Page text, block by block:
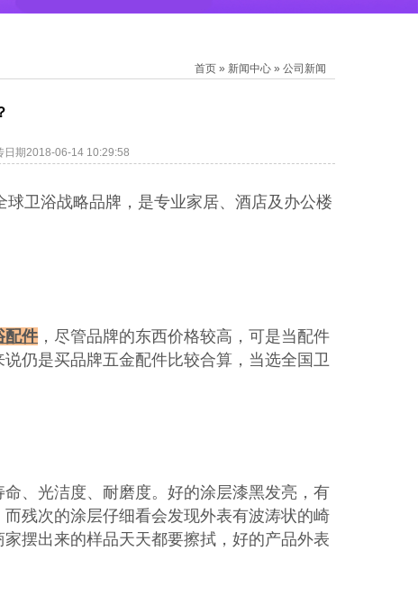
首页 » 新闻中心 » 公司新闻
日期2018-06-14 10:29:58
卫浴战略品牌，是专业家居、酒店及办公楼
配件，尽管品牌的东西价格较高，可是当配件
仍是买品牌五金配件比较合算，当选全国卫
、光洁度、耐磨度。好的涂层漆黑发亮，有
残次的涂层仔细看会发现外表有波涛状的崎
摆出来的样品天天都要擦拭，好的产品外表